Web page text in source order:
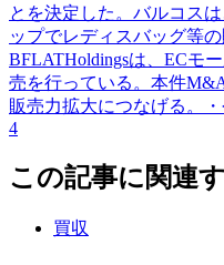
とを決定した。バルコス
ップでレディスバッグ等の
BFLATHoldingsは、ECモ
売を行っている。本件
販売力拡大につなげる。
4
この記事に関連
買収